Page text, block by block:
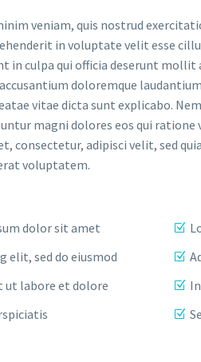
veniam, quis nostrud
in voluptate velit esse
in culpa qui officia deserunt
doloremque
vitae dicta sunt explicabo.
magni dolores eos qui
consectetur, adipisci velit, sed
voluptatem.
dolor sit amet
elit, sed do eiusmod
ut labore et dolore